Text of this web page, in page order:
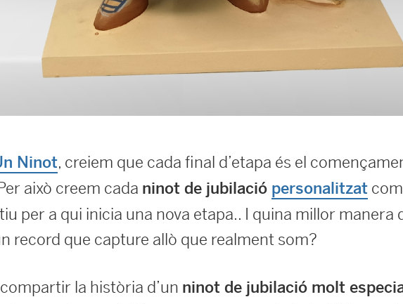
Ninot, creiem que cada final d’etapa és el
això creem cada ninot de jubilació personalitzat
per a qui inicia una nova etapa.. I quina millor manera
record que capture allò que realment som?
la història d’un ninot de jubilació molt